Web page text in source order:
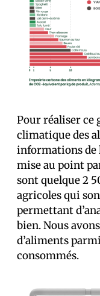
Pour réaliser ce
climatique des
informations de
mise au point
sont quelque 2
agricoles qui
permettant
bien. Nous
d’aliments
consommés.